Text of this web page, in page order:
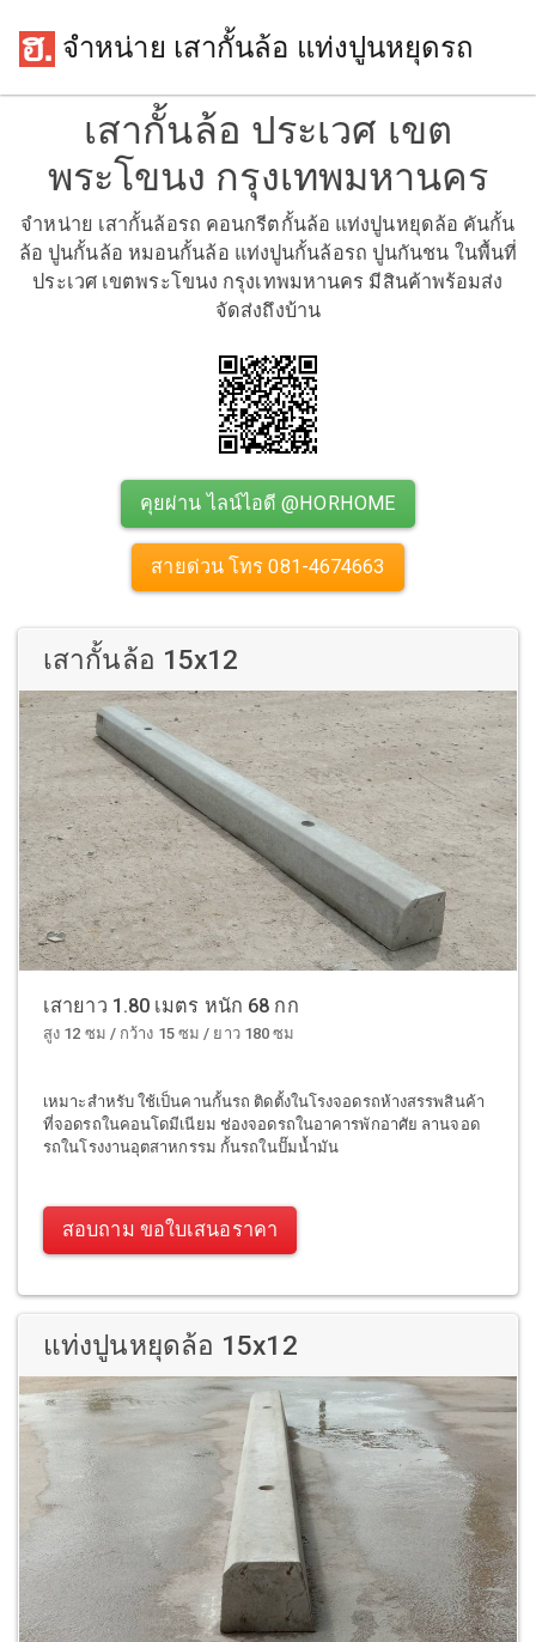
จำหน่าย เสากั้นล้อ แท่งปูนหยุดรถ
เสากั้นล้อ ประเวศ เขต
พระโขนง กรุงเทพมหานคร
จำหน่าย เสากั้นล้อรถ คอนกรีตกั้นล้อ แท่งปูนหยุดล้อ คันกั้น
ล้อ ปูนกั้นล้อ หมอนกั้นล้อ แท่งปูนกั้นล้อรถ ปูนกันชน ในพื้นที่
ประเวศ เขตพระโขนง กรุงเทพมหานคร มีสินค้าพร้อมส่ง
จัดส่งถึงบ้าน
คุยผ่าน ไลน์ไอดี @HORHOME
สายด่วน โทร 081-4674663
เสากั้นล้อ 15x12
เสายาว 1.80 เมตร หนัก 68 กก
สูง 12 ซม / กว้าง 15 ซม / ยาว 180 ซม
เหมาะสำหรับ ใช้เป็นคานกั้นรถ ติดตั้งในโรงจอดรถห้างสรรพสินค้า
ที่จอดรถในคอนโดมีเนียม ช่องจอดรถในอาคารพักอาศัย ลานจอด
รถในโรงงานอุตสาหกรรม กั้นรถในปั๊มน้ำมัน
สอบถาม ขอใบเสนอราคา
แท่งปูนหยุดล้อ 15x12